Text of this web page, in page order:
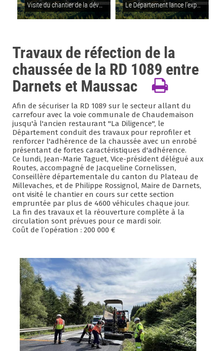
Visite du chantier de la déviation de Lubersac Le Département lance l'expérimentation des « Voies Vertes pâles » sur le territoire de la Xaintrie Val'Dordogne
Travaux de réfection de la
chaussée de la RD 1089 entre
Darnets et Maussac
Afin de sécuriser la RD 1089 sur le secteur allant du
carrefour avec la voie communale de Chaudemaison
jusqu'à l'ancien restaurant "La Diligence", le
Département conduit des travaux pour reprofiler et
renforcer l'adhérence de la chaussée avec un enrobé
présentant de fortes caractéristiques d'adhérence.
Ce lundi, Jean-Marie Taguet, Vice-président délégué aux
Routes, accompagné de Jacqueline Cornelissen,
Conseillère départementale du canton du Plateau de
Millevaches, et de Philippe Rossignol, Maire de Darnets,
ont visité le chantier en cours sur cette section
empruntée par plus de 4600 véhicules chaque jour.
La fin des travaux et la réouverture complète à la
circulation sont prévues pour ce mardi soir.
Coût de l’opération : 200 000 €